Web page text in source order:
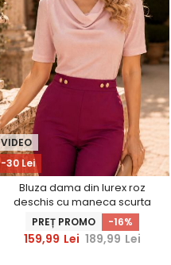
-30 Lei
VIDEO
Bluza dama din lurex roz
deschis cu maneca scurta
mulata cu decolteu cazut -
StarShinerS
PREȚ PROMO -16%
159,99 Lei 189,99 Lei